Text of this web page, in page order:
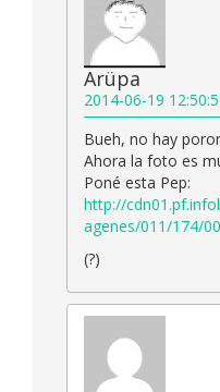
Arüpa
2014-06-19
Bueh, no hay
Ahora la foto es
Poné esta Pep:
http://
agenes/011/174/
(?)